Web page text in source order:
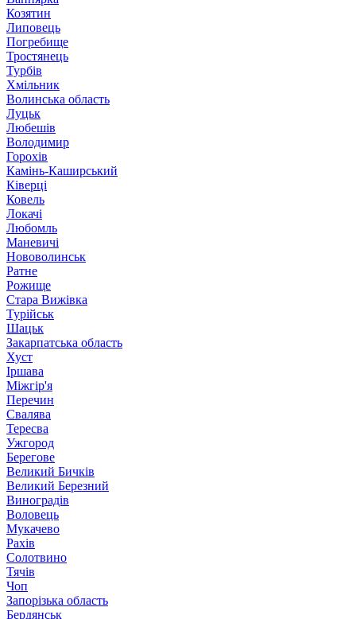
Козятин
Липовець
Погребище
Тростянець
Турбів
Хмільник
Волинська область
Луцьк
Любешів
Володимир
Горохів
Камінь-Каширський
Ківерці
Ковель
Локачі
Любомль
Маневичі
Нововолинськ
Ратне
Рожище
Стара Вижівка
Турійськ
Шацьк
Закарпатська область
Хуст
Іршава
Міжгір'я
Перечин
Свалява
Тересва
Ужгород
Берегове
Великий Бичків
Великий Березний
Виноградів
Воловець
Мукачево
Рахів
Солотвино
Тячів
Чоп
Запорізька область
Бердянськ